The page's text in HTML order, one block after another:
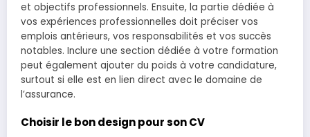
et objectifs professionnels. Ensuite, la partie dédiée à
vos expériences professionnelles doit préciser vos
emplois antérieurs, vos responsabilités et vos succès
notables. Inclure une section dédiée à votre formation
peut également ajouter du poids à votre candidature,
surtout si elle est en lien direct avec le domaine de
l’assurance.
Choisir le bon design pour son CV